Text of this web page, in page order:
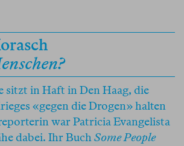
sitzt in Haft in Den Haag, die
«gegen die Drogen» halten
war Patricia Evangelista
dabei. Ihr BuchSome People